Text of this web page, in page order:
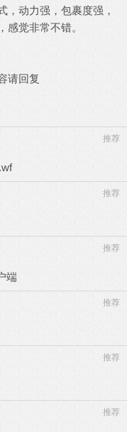
，动力强，包裹度强，
感觉非常不错。
请回复
推荐
推荐
推荐
端
推荐
推荐
推荐